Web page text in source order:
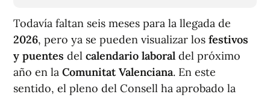
Todavía faltan seis meses para la llegada de
2026, pero ya se pueden visualizar los festivos
y puentes del calendario laboral del próximo
año en la Comunitat Valenciana. En este
sentido, el pleno del Consell ha aprobado la